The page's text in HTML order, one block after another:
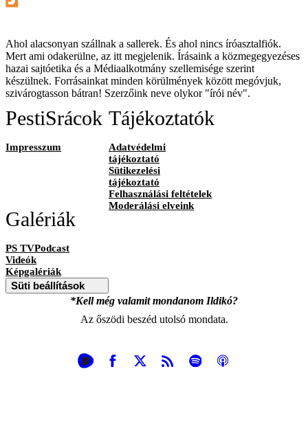
Ahol alacsonyan szállnak a sallerek. És ahol nincs íróasztalfiók.
Mert ami odakerülne, az itt megjelenik. Írásaink a közmegegyezéses
hazai sajtóetika és a Médiaalkotmány szellemisége szerint
készülnek. Forrásainkat minden körülmények között megóvjuk,
szivárogtasson bátran! Szerzőink neve olykor "írói név".
PestiSrácok
Impresszum
Tájékoztatók
Adatvédelmi
tájékoztató
Sütikezelési
tájékoztató
Felhasználási feltételek
Moderálási elveink
Galériák
PS TVPodcast
Videók
Képgalériák
Süti beállítások
*Kell még valamit mondanom Ildikó?
Az őszödi beszéd utolsó mondata.